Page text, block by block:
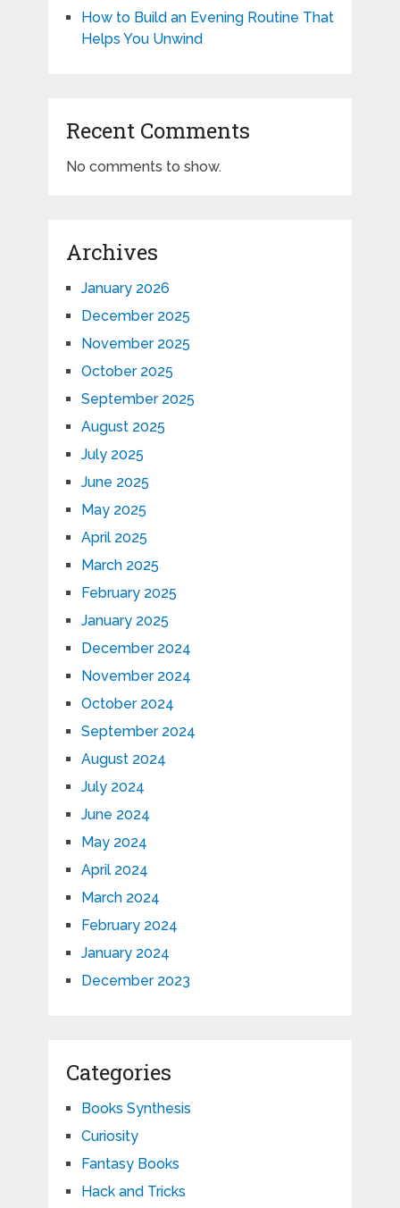
How to Build an Evening Routine That
Helps You Unwind
Recent Comments
No comments to show.
Archives
January 2026
December 2025
November 2025
October 2025
September 2025
August 2025
July 2025
June 2025
May 2025
April 2025
March 2025
February 2025
January 2025
December 2024
November 2024
October 2024
September 2024
August 2024
July 2024
June 2024
May 2024
April 2024
March 2024
February 2024
January 2024
December 2023
Categories
Books Synthesis
Curiosity
Fantasy Books
Hack and Tricks